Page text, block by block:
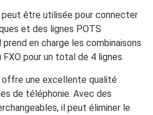
peut être utilisée pour connecter
et des lignes POTS
prend en charge les combinaisons
pour un total de 4 lignes.
offre une excellente qualité
de téléphonie. Avec des
il peut éliminer le